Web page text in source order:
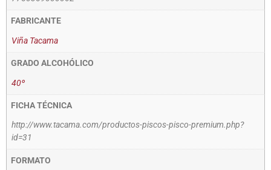
FABRICANTE
Viña Tacama
GRADO ALCOHÓLICO
40º
FICHA TÉCNICA
http://www.tacama.com/productos-piscos-pisco-premium.php?
id=31
FORMATO